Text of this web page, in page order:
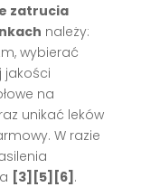
zatrucia
należy:
wybierać
jakości
na
unikać leków
W razie
[3][5][6] .